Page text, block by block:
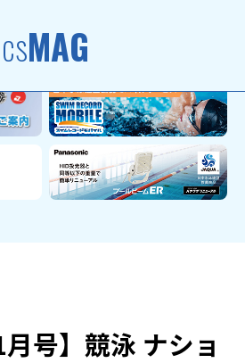
MAG
月号】競泳 ナショ